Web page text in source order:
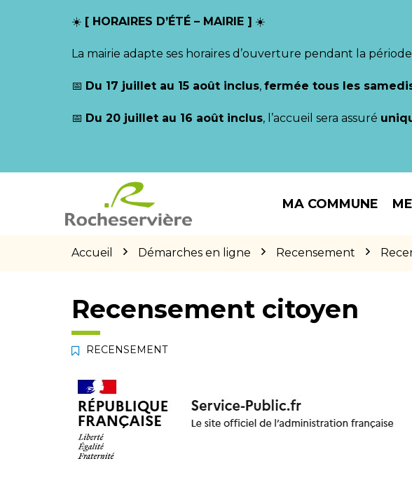
☀️ [ HORAIRES D’ÉTÉ – MAIRIE ] ☀️
La mairie adapte ses horaires d’ouverture pendant la
📅 Du 17 juillet au 15 août inclus, fermée tous les
📅 Du 20 juillet au 16 août inclus, l’accueil sera assuré
MA COMMUNE
Accueil Démarches en ligne Recensement
Recensement citoyen
RECENSEMENT